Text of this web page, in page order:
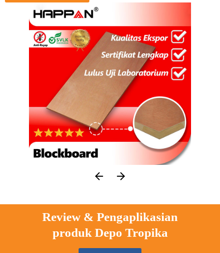
Review & Pengaplikasian
produk Depo Tropika